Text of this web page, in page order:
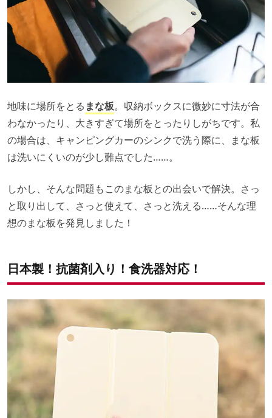
地味に場所をとる まな板。収納ボックスに微妙に寸法が合
わなかったり、大きすぎて場所をとったりしがちです。私
の場合は、キャンピングカーのシンクで洗う際に、まな板
は洗いにくいのが少し難点でした……。
しかし、そんな問題もこのまな板との出会いで解決。さっ
と取り出して、さっと使えて、さっと洗える……そんな理
想のまな板を発見しました！
日本製！抗菌剤入り！食洗器対応！